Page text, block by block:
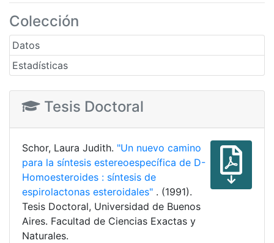
Colección
Datos
Estadísticas
Tesis Doctoral
Schor, Laura Judith. "Un nuevo camino
para la síntesis estereoespecífica de D-
Homoesteroides : síntesis de
espirolactonas esteroidales" . (1991).
Tesis Doctoral, Universidad de Buenos
Aires. Facultad de Ciencias Exactas y
Naturales.